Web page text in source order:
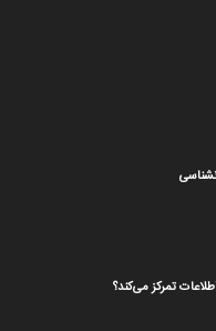
تمرکز می‌کند؟